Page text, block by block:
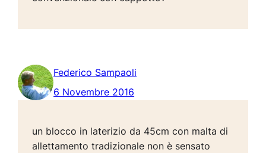
Federico Sampaoli
6 Novembre 2016
un blocco in laterizio da 45cm con malta di
allettamento tradizionale non è sensato